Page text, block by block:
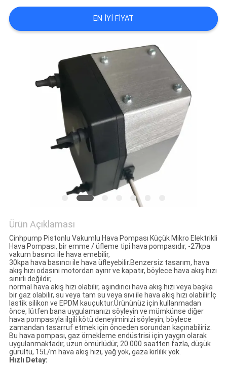
PRIVACY
POLICY
EN IYI FIYAT
Ürün Açıklaması
Cinhpump Pistonlu Vakumlu Hava Pompası Küçük Mikro Elektrikli
Hava Pompası, bir emme / üfleme tipi hava pompasıdır, -27kpa
vakum basıncı ile hava emebilir,
30kpa hava basıncı ile hava üfleyebilir.Benzersiz tasarım, hava
akış hızı odasını motordan ayırır ve kapatır, böylece hava akış hızı
sınırlı değildir,
normal hava akış hızı olabilir, aşındırıcı hava akış hızı veya başka
bir gaz olabilir, su veya tam su veya sıvı ile hava akış hızı olabilir.İç
lastik silikon ve EPDM kauçuktur.Ürününüz için kullanmadan
önce, lütfen bana uygulamanızı söyleyin ve mümkünse diğer
hava pompasıyla ilgili kötü deneyiminizi söyleyin, böylece
zamandan tasarruf etmek için önceden sorundan kaçınabiliriz.
Bu hava pompası, gaz örnekleme endüstrisi için yaygın olarak
uygulanmaktadır, uzun ömürlüdür, 20.000 saatten fazla, düşük
gürültü, 15L/m hava akış hızı, yağ yok, gaza kirlilik yok.
Hızlı Detay: